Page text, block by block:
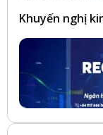
Khuyến nghị